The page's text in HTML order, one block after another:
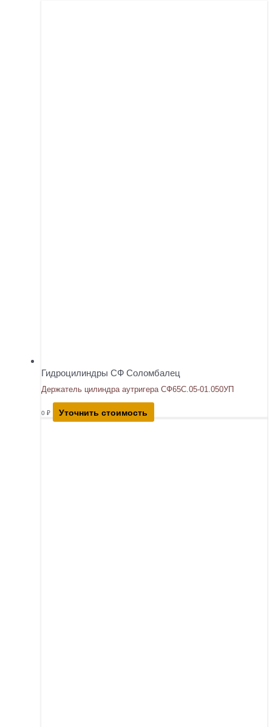
Гидроцилиндры СФ Соломбалец
Держатель цилиндра аутригера СФ65С.05-01.050УП
0 ₽ Уточнить стоимость